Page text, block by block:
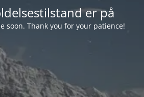
er på
soon. Thank you for your patience!